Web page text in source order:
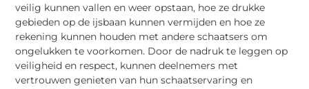
veilig kunnen vallen en weer opstaan, hoe ze drukke
gebieden op de ijsbaan kunnen vermijden en hoe ze
rekening kunnen houden met andere schaatsers om
ongelukken te voorkomen. Door de nadruk te leggen op
veiligheid en respect, kunnen deelnemers met
vertrouwen genieten van hun schaatservaring en